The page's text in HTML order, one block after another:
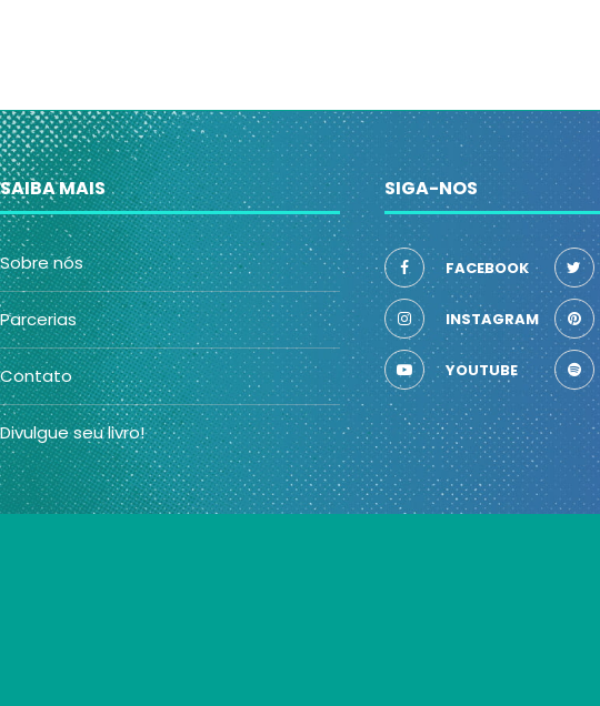
SAIBA MAIS
Sobre nós
Parcerias
Contato
Divulgue seu livro!
SIGA-NOS
FACEBOOK
INSTAGRAM
YOUTUBE